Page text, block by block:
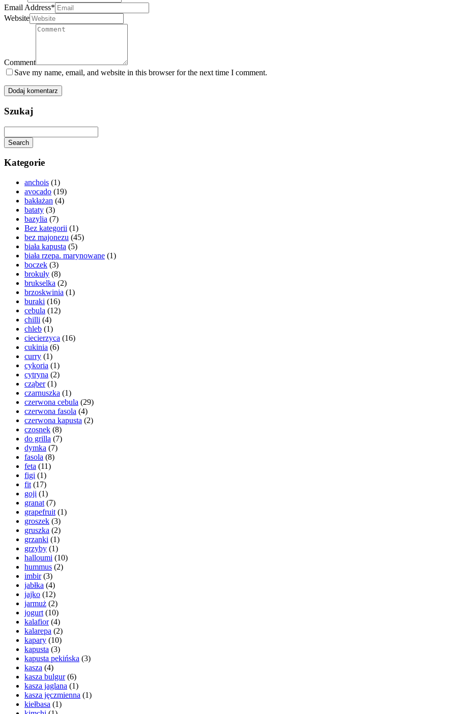
Email Address*
Website
Comment
Save my name, email, and website in this browser for the next time I comment.
Szukaj
Search
Kategorie
anchois (1)
avocado (19)
bakłażan (4)
bataty (3)
bazylia (7)
Bez kategorii (1)
bez majonezu (45)
biała kapusta (5)
biała rzepa. marynowane (1)
boczek (3)
brokuły (8)
brukselka (2)
brzoskwinia (1)
buraki (16)
cebula (12)
chilli (4)
chleb (1)
ciecierzyca (16)
cukinia (6)
curry (1)
cykoria (1)
cytryna (2)
cząber(1)
czarnuszka (1)
czerwona cebula (29)
czerwona fasola (4)
czerwona kapusta (2)
czosnek (8)
do grilla (7)
dymka (7)
fasola (8)
feta (11)
figi (1)
fit (17)
goji (1)
granat (7)
grapefruit (1)
groszek (3)
gruszka (2)
grzanki (1)
grzyby (1)
halloumi (10)
hummus (2)
imbir(3)
jabłka (4)
jajko (12)
jarmuż (2)
jogurt (10)
kalafior(4)
kalarepa (2)
kapary (10)
kapusta (3)
kapusta pekińska (3)
kasza (4)
kasza bulgur(6)
kasza jaglana (1)
kasza jęczmienna (1)
kiełbasa (1)